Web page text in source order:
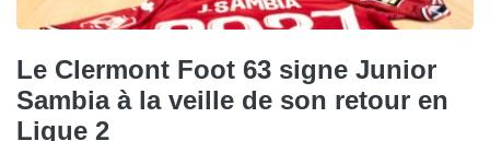
Le Clermont Foot 63 signe Junior
Sambia à la veille de son retour en
Ligue 2